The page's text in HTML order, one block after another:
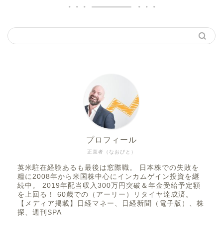
正直者（なおびと）
プロフィール
英米駐在経験あるも最後は窓際職。 日本株での失敗を
糧に2008年から米国株中心にインカムゲイン投資を継
続中。 2019年配当収入300万円突破＆年金受給予定額
を上回る！ 60歳での（アーリー）リタイヤ達成済。
【メディア掲載】日経マネー、日経新聞（電子版）、株
探、週刊SPA